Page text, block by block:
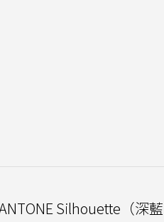
Silhouette（深